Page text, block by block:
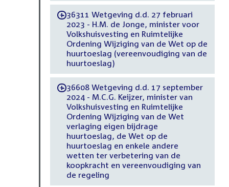
-36311 Wetgeving d.d. 27 februari
2023 - H.M. de Jonge, minister voor
Volkshuisvesting en Ruimtelijke
Ordening Wijziging van de Wet op de
huurtoeslag (vereenvoudiging van de
huurtoeslag)
-36608 Wetgeving d.d. 17 september
2024 - M.C.G. Keijzer, minister van
Volkshuisvesting en Ruimtelijke
Ordening Wijziging van de Wet
verlaging eigen bijdrage
huurtoeslag, de Wet op de
huurtoeslag en enkele andere
wetten ter verbetering van de
koopkracht en vereenvoudiging van
de regeling